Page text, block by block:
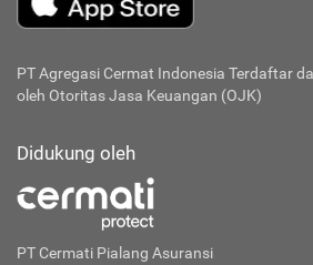
PT Agregasi Cermat Indonesia Terdaftar
oleh Otoritas Jasa Keuangan (OJK)
Didukung oleh
PT Cermati Pialang Asuransi